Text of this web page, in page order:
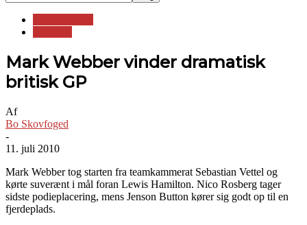
Mark Webber vinder dramatisk
britisk GP
Af
Bo Skovfoged
-
11. juli 2010
Mark Webber tog starten fra teamkammerat Sebastian Vettel og
kørte suverænt i mål foran Lewis Hamilton. Nico Rosberg tager
sidste podieplacering, mens Jenson Button kører sig godt op til en
fjerdeplads.